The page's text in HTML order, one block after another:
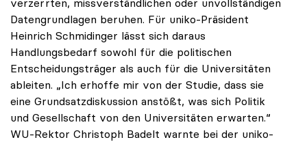
verzerrten, missverständlichen oder unvollständigen
Datengrundlagen beruhen. Für uniko-Präsident
Heinrich Schmidinger lässt sich daraus
Handlungsbedarf sowohl für die politischen
Entscheidungsträger als auch für die Universitäten
ableiten. „Ich erhoffe mir von der Studie, dass sie
eine Grundsatzdiskussion anstößt, was sich Politik
und Gesellschaft von den Universitäten erwarten.“
WU-Rektor Christoph Badelt warnte bei der uniko-